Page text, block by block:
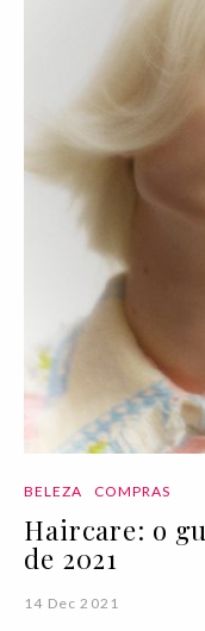
BELEZA COMPRAS
Haircare: o
de 2021
14 Dec 2021